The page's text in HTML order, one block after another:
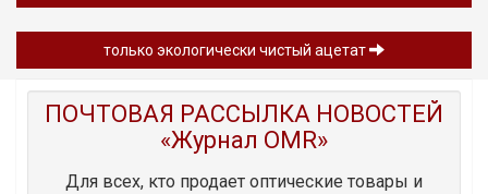
только экологически чистый ацетат
ПОЧТОВАЯ РАССЫЛКА НОВОСТЕЙ
«Журнал OMR»
Для всех, кто продает оптические товары и